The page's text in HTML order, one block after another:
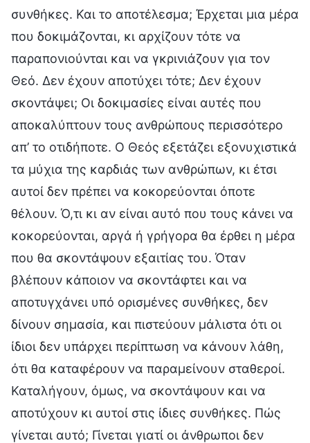
συνθήκες. Και το αποτέλεσμα; Έρχεται μια μέρα
που δοκιμάζονται, κι αρχίζουν τότε να
παραπονιούνται και να γκρινιάζουν για τον
Θεό. Δεν έχουν αποτύχει τότε; Δεν έχουν
σκοντάψει; Οι δοκιμασίες είναι αυτές που
αποκαλύπτουν τους ανθρώπους περισσότερο
απ’ το οτιδήποτε. Ο Θεός εξετάζει εξονυχιστικά
τα μύχια της καρδιάς των ανθρώπων, κι έτσι
αυτοί δεν πρέπει να κοκορεύονται όποτε
θέλουν. Ό,τι κι αν είναι αυτό που τους κάνει να
κοκορεύονται, αργά ή γρήγορα θα έρθει η μέρα
που θα σκοντάψουν εξαιτίας του. Όταν
βλέπουν κάποιον να σκοντάφτει και να
αποτυγχάνει υπό ορισμένες συνθήκες, δεν
δίνουν σημασία, και πιστεύουν μάλιστα ότι οι
ίδιοι δεν υπάρχει περίπτωση να κάνουν λάθη,
ότι θα καταφέρουν να παραμείνουν σταθεροί.
Καταλήγουν, όμως, να σκοντάψουν και να
αποτύχουν κι αυτοί στις ίδιες συνθήκες. Πώς
γίνεται αυτό; Γίνεται γιατί οι άνθρωποι δεν